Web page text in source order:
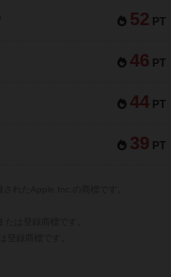
52 PT
46 PT
44 PT
39 PT